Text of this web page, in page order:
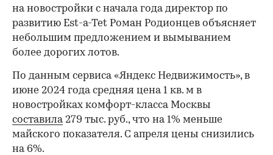
на новостройки с начала года директор по
развитию Est-a-Tet Роман Родионцев объясняет
небольшим предложением и вымыванием
более дорогих лотов.
По данным сервиса «Яндекс Недвижимость», в
июне 2024 года средняя цена 1 кв. м в
новостройках комфорт-класса Москвы
составила279 тыс. руб., что на 1% меньше
майского показателя. С апреля цены снизились
на 6%.